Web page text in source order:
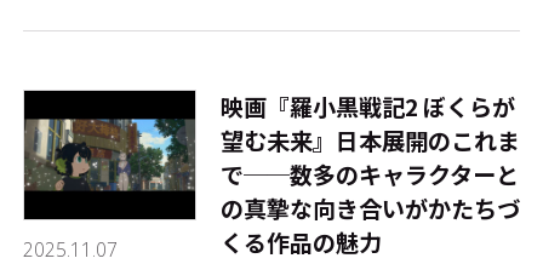
2025.11.07
映画『羅小黒戦記2 ぼくらが
望む未来』日本展開のこれま
で──数多のキャラクターと
の真摯な向き合いがかたちづ
くる作品の魅力